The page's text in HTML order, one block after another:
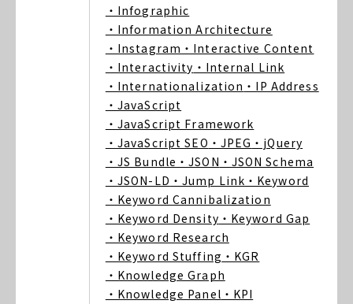
・Infographic
・Information Architecture
・Instagram ・Interactive Content
・Interactivity ・Internal Link
・Internationalization ・IP Address
・JavaScript
・JavaScript Framework
・JavaScript SEO ・JPEG ・jQuery
・JS Bundle ・JSON ・JSON Schema
・JSON-LD ・Jump Link ・Keyword
・Keyword Cannibalization
・Keyword Density ・Keyword Gap
・Keyword Research
・Keyword Stuffing ・KGR
・Knowledge Graph
・Knowledge Panel ・KPI